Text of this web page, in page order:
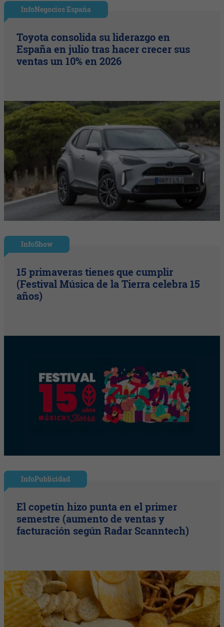
InfoNegocios España
Toyota consolida su liderazgo en
España en julio tras hacer crecer sus
ventas un 10% en 2026
InfoShow
15 primaveras tienes que cumplir
(Festival Música de la Tierra celebra 15
años)
InfoPublicidad
El copetín hizo punta en el primer
semestre (aumento de ventas y
facturación según Radar Scanntech)